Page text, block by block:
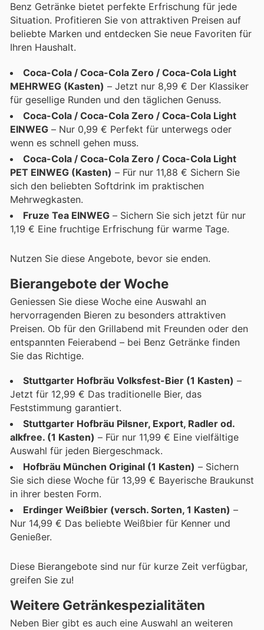
Benz Getränke bietet perfekte Erfrischung für jede
Situation. Profitieren Sie von attraktiven Preisen auf
beliebte Marken und entdecken Sie neue Favoriten für
Ihren Haushalt.
Coca-Cola / Coca-Cola Zero / Coca-Cola Light
MEHRWEG (Kasten) – Jetzt nur 8,99 € Der Klassiker
für gesellige Runden und den täglichen Genuss.
Coca-Cola / Coca-Cola Zero / Coca-Cola Light
EINWEG – Nur 0,99 € Perfekt für unterwegs oder
wenn es schnell gehen muss.
Coca-Cola / Coca-Cola Zero / Coca-Cola Light
PET EINWEG (Kasten) – Für nur 11,88 € Sichern Sie
sich den beliebten Softdrink im praktischen
Mehrwegkasten.
Fruze Tea EINWEG – Sichern Sie sich jetzt für nur
1,19 € Eine fruchtige Erfrischung für warme Tage.
Nutzen Sie diese Angebote, bevor sie enden.
Bierangebote der Woche
Geniessen Sie diese Woche eine Auswahl an
hervorragenden Bieren zu besonders attraktiven
Preisen. Ob für den Grillabend mit Freunden oder den
entspannten Feierabend – bei Benz Getränke finden
Sie das Richtige.
Stuttgarter Hofbräu Volksfest-Bier (1 Kasten) –
Jetzt für 12,99 € Das traditionelle Bier, das
Feststimmung garantiert.
Stuttgarter Hofbräu Pilsner, Export, Radler od.
alkfree. (1 Kasten) – Für nur 11,99 € Eine vielfältige
Auswahl für jeden Biergeschmack.
Hofbräu München Original (1 Kasten) – Sichern
Sie sich diese Woche für 13,99 € Bayerische Braukunst
in ihrer besten Form.
Erdinger Weißbier (versch. Sorten, 1 Kasten) –
Nur 14,99 € Das beliebte Weißbier für Kenner und
Genießer.
Diese Bierangebote sind nur für kurze Zeit verfügbar,
greifen Sie zu!
Weitere Getränkespezialitäten
Neben Bier gibt es auch eine Auswahl an weiteren